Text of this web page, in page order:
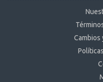
Cambios